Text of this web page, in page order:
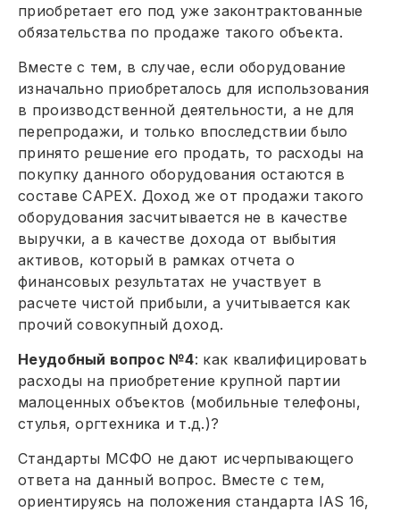
приобретает его под уже законтрактованные
обязательства по продаже такого объекта.
Вместе с тем, в случае, если оборудование
изначально приобреталось для использования
в производственной деятельности, а не для
перепродажи, и только впоследствии было
принято решение его продать, то расходы на
покупку данного оборудования остаются в
составе САРЕХ. Доход же от продажи такого
оборудования засчитывается не в качестве
выручки, а в качестве дохода от выбытия
активов, который в рамках отчета о
финансовых результатах не участвует в
расчете чистой прибыли, а учитывается как
прочий совокупный доход.
Неудобный вопрос №4: как квалифицировать
расходы на приобретение крупной партии
малоценных объектов (мобильные телефоны,
стулья, оргтехника и т.д.)?
Стандарты МСФО не дают исчерпывающего
ответа на данный вопрос. Вместе с тем,
ориентируясь на положения стандарта IAS 16,